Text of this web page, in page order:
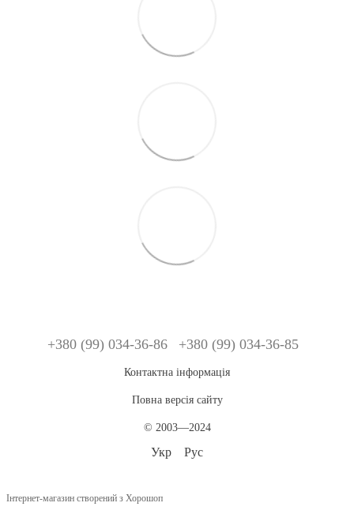
+380 (99) 034-36-86 +380 (99) 034-36-85
Контактна інформація
Повна версія сайту
© 2003—2024
Укр Рус
Інтернет-магазин створений з Хорошоп